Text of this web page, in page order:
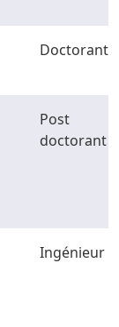
Doctorant
Post
doctorant
Ingénieur